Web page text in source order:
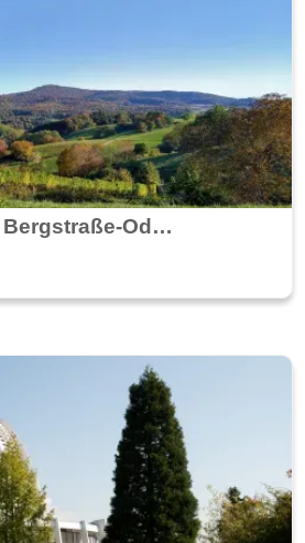
Geo-Naturpark Bergstraße-Odenwald